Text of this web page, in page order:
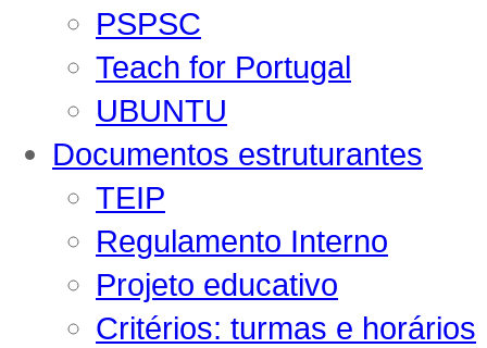
PSPSC
Teach for Portugal
UBUNTU
Documentos estruturantes
TEIP
Regulamento Interno
Projeto educativo
Critérios: turmas e horários